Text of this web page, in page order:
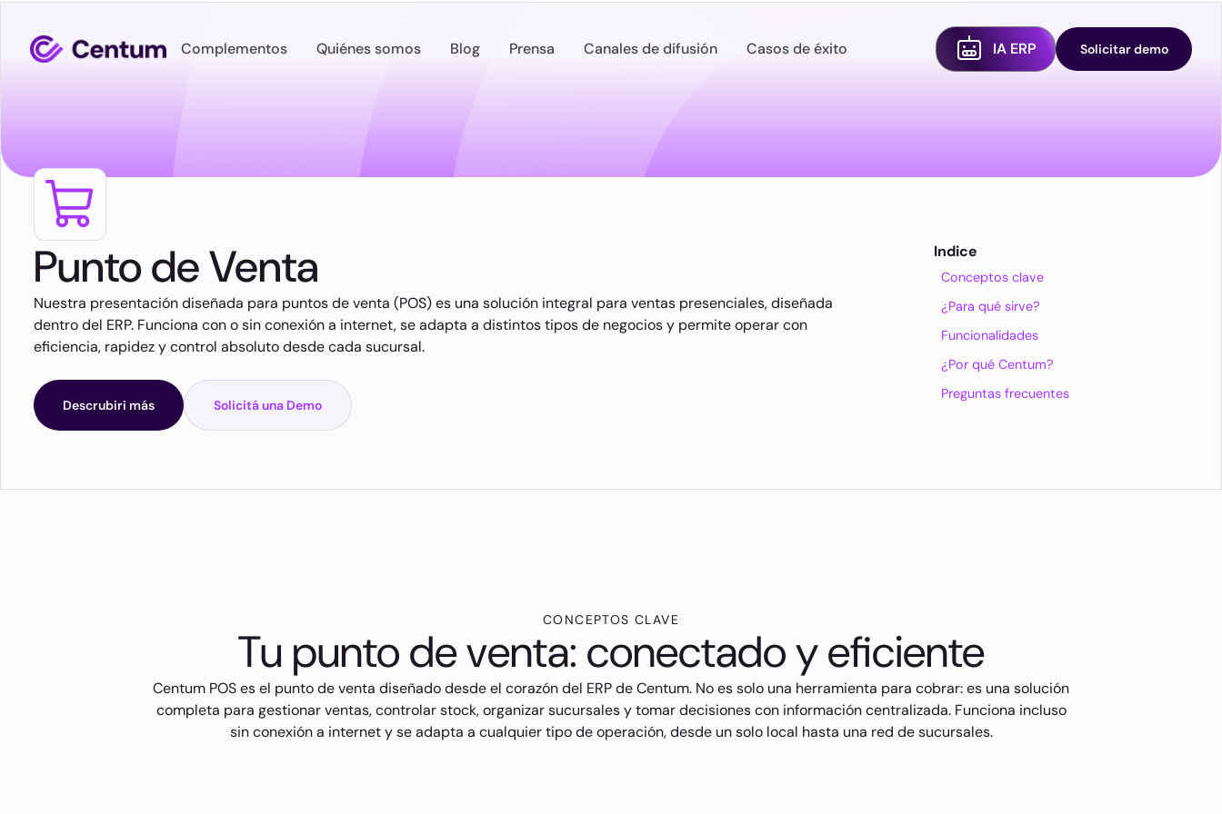
Complementos Quiénes somos Blog Prensa Canales de difusión Casos de éxito IA ERP Solicitar demo
Punto de Venta
Nuestra presentación diseñada para puntos de venta (POS) es una solución integral para ventas presenciales, diseñada
dentro del ERP. Funciona con o sin conexión a internet, se adapta a distintos tipos de negocios y permite operar con
eficiencia, rapidez y control absoluto desde cada sucursal.
Descrubiri más Solicitá una Demo
Indice
Conceptos clave
¿Para qué sirve?
Funcionalidades
¿Por qué Centum?
Preguntas frecuentes
CONCEPTOS CLAVE
Tu punto de venta: conectado y eficiente
Centum POS es el punto de venta diseñado desde el corazón del ERP de Centum. No es solo una herramienta para cobrar: es una solución
completa para gestionar ventas, controlar stock, organizar sucursales y tomar decisiones con información centralizada. Funciona incluso
sin conexión a internet y se adapta a cualquier tipo de operación, desde un solo local hasta una red de sucursales.